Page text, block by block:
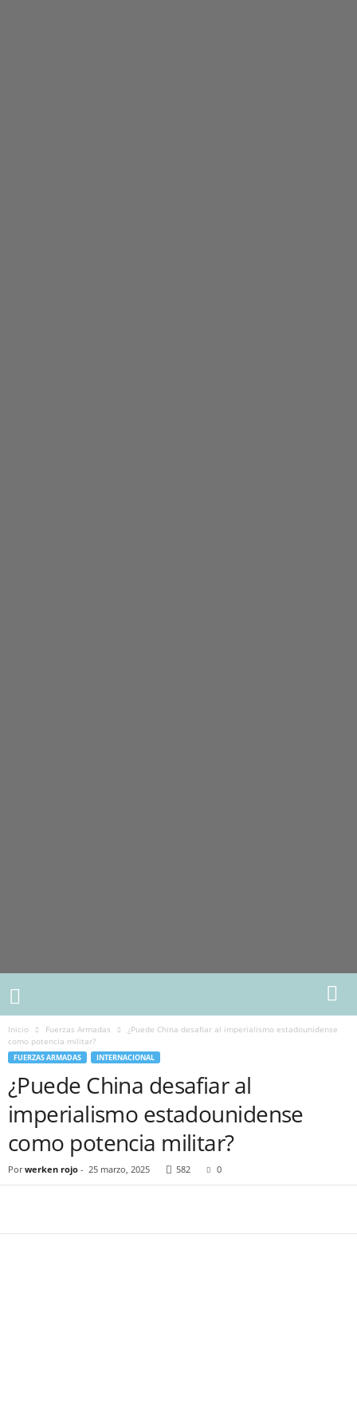
Inicio Fuerzas Armadas
¿Puede China desafiar al imperialismo estadounidense
como potencia militar?
FUERZAS ARMADAS INTERNACIONAL
¿Puede China desafiar al
imperialismo estadounidense
como potencia militar?
Por werken rojo - 25 marzo, 2025 582 0